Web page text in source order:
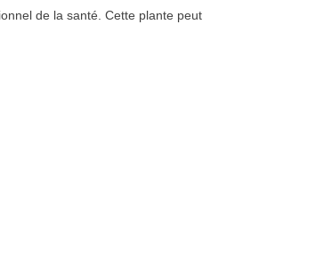
de la santé. Cette plante peut